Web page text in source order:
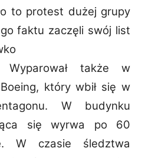
to protest dużej grupy
faktu zaczęli swój list
Wyparował także w
który wbił się w
W budynku
się wyrwa po 60
W
czasie śledztwa